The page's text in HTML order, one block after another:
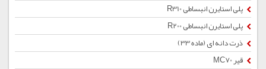
پلی استایرن انبساطی R310
پلی استایرن انبساطی R200
ذرت دانه ای (ماده 33)
قیر MC70